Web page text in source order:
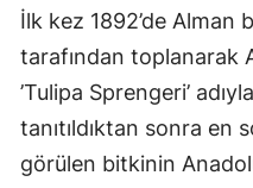
İlk kez 1892’de Alman
tarafından toplanarak
’Tulipa Sprengeri’
tanıtıldıktan sonra en
görülen bitkinin